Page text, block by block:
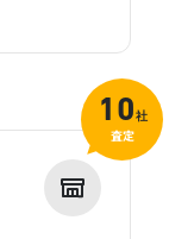
10社
査定